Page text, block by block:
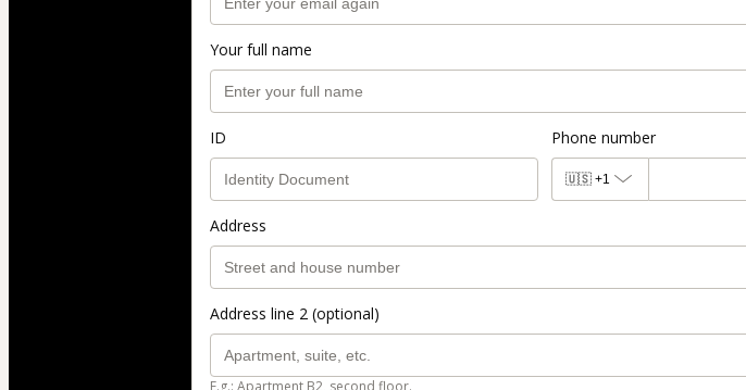
Your full name
ID Phone number
🇺🇸 +1
Address
Address line 2 (optional)